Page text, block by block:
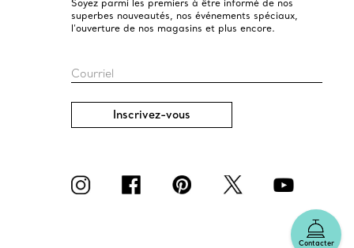
Contacter
Soyez parmi les premiers à être informé de nos
superbes nouveautés, nos événements spéciaux,
l’ouverture de nos magasins et plus encore.
Courriel
Inscrivez-vous